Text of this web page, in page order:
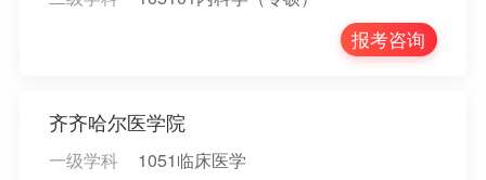
报考咨询
齐齐哈尔医学院
一级学科
1051临床医学